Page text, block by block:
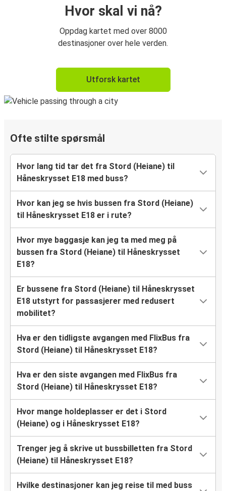
Hvor skal vi nå?
Oppdag kartet med over 8000
destinasjoner over hele verden.
Utforsk kartet
Ofte stilte spørsmål
Hvor lang tid tar det fra Stord (Heiane) til
Håneskrysset E18 med buss?
Hvor kan jeg se hvis bussen fra Stord (Heiane)
til Håneskrysset E18 er i rute?
Hvor mye baggasje kan jeg ta med meg på
bussen fra Stord (Heiane) til Håneskrysset
E18?
Er bussene fra Stord (Heiane) til Håneskrysset
E18 utstyrt for passasjerer med redusert
mobilitet?
Hva er den tidligste avgangen med FlixBus fra
Stord (Heiane) til Håneskrysset E18?
Hva er den siste avgangen med FlixBus fra
Stord (Heiane) til Håneskrysset E18?
Hvor mange holdeplasser er det i Stord
(Heiane) og i Håneskrysset E18?
Trenger jeg å skrive ut bussbilletten fra Stord
(Heiane) til Håneskrysset E18?
Hvilke destinasjoner kan jeg reise til med buss